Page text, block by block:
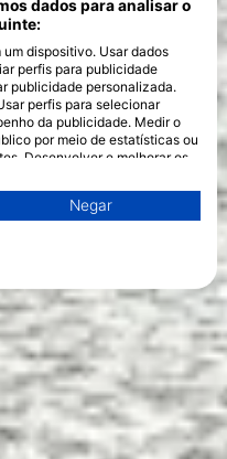
dados para analisar o
dispositivo. Usar dados
perfis para publicidade
publicidade personalizada.
perfis para selecionar
da publicidade. Medir o
por meio de estatísticas ou
Desenvolver e melhorar os
o uso de dados pelo Google
Europeia e enviados para
IAB)
finalidades:
em um
Negar